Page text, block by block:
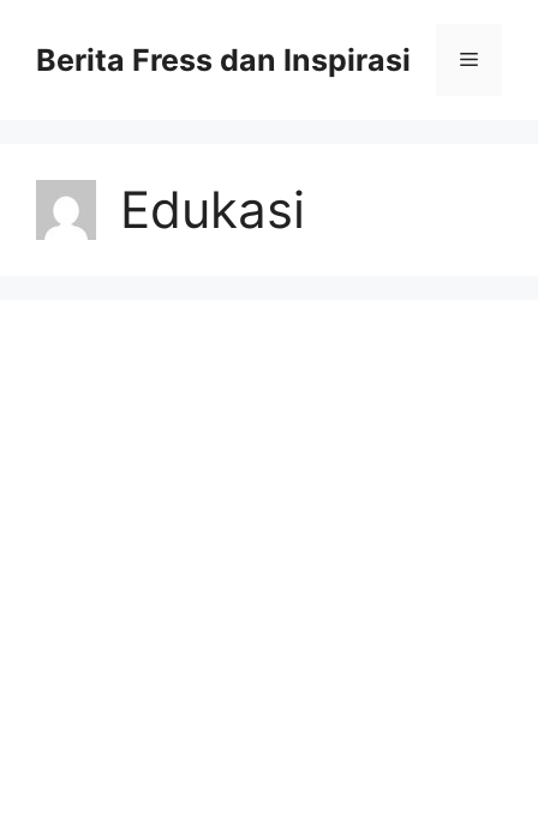
contentBerita Fress dan Inspirasi Menu
Edukasi